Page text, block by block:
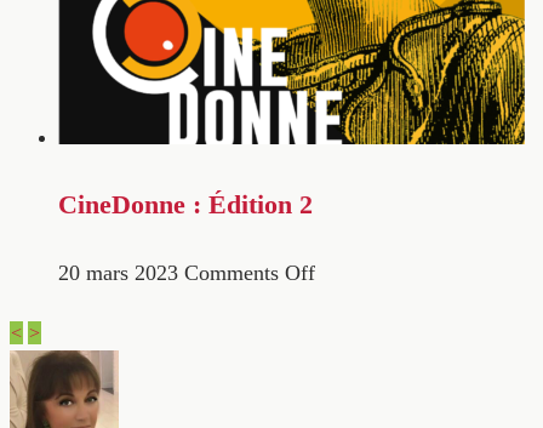
CineDonne : Édition 2
20 mars 2023 Comments Off
< >